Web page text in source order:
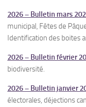
2026 – Bulletin mars
municipal, Fêtes de
Identification des boites
2026 – Bulletin février
biodiversité.
2026 – Bulletin janvier
électorales, déjections